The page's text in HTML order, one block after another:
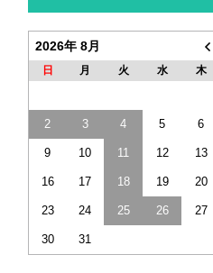
2026年 8月
日 月 火 水 木
2 3 4 5 6
9 10 11 12 13
16 17 18 19 20
23 24 25 26 27
30 31